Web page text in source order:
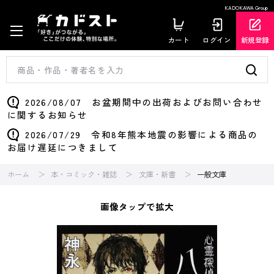
KADOKAWA Group
カート ログイン 新規登録
2026/08/07 お盆期間中の出荷およびお問い合わせ
に関するお知らせ
2026/07/29 令和8年熊本地震の影響による商品の
お届け遅延につきまして
ホーム 本・コミック・雑誌 文庫・新書 一般文庫
画像タップで拡大